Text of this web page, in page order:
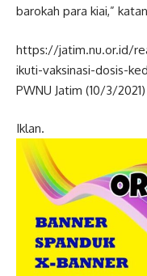
barokah para kiai,”
https://jatim.nu.or.id/
ikuti-vaksinasi-dosis-
PWNU Jatim (10/3/2021)
Iklan.